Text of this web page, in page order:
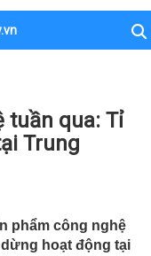
tuần qua: Tỉ
Trung
phẩm công nghệ
hoạt động tại